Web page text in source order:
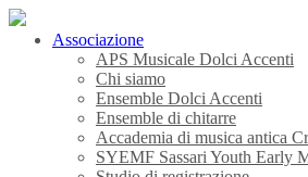
Associazione
APS Musicale Dolci Accenti
Chi siamo
Ensemble Dolci Accenti
Ensemble di chitarre
Accademia di musica antica
SYEMF Sassari Youth Early